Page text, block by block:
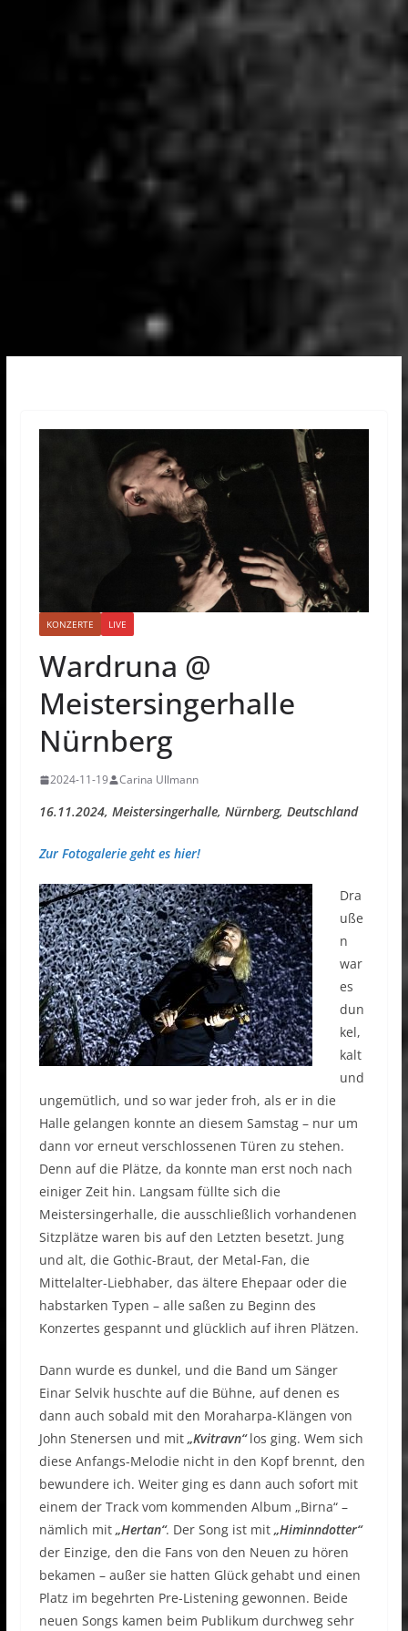
KONZERTE LIVE
Wardruna @
Meistersingerhalle
Nürnberg
2024-11-19 Carina Ullmann
16.11.2024, Meistersingerhalle, Nürnberg, Deutschland
Zur Fotogalerie geht es hier!
Dra
uße
n
war
es
dun
kel,
kalt
und
ungemütlich, und so war jeder froh, als er in die
Halle gelangen konnte an diesem Samstag – nur um
dann vor erneut verschlossenen Türen zu stehen.
Denn auf die Plätze, da konnte man erst noch nach
einiger Zeit hin. Langsam füllte sich die
Meistersingerhalle, die ausschließlich vorhandenen
Sitzplätze waren bis auf den Letzten besetzt. Jung
und alt, die Gothic-Braut, der Metal-Fan, die
Mittelalter-Liebhaber, das ältere Ehepaar oder die
habstarken Typen – alle saßen zu Beginn des
Konzertes gespannt und glücklich auf ihren Plätzen.
Dann wurde es dunkel, und die Band um Sänger
Einar Selvik huschte auf die Bühne, auf denen es
dann auch sobald mit den Moraharpa-Klängen von
John Stenersen und mit „Kvitravn“los ging. Wem sich
diese Anfangs-Melodie nicht in den Kopf brennt, den
bewundere ich. Weiter ging es dann auch sofort mit
einem der Track vom kommenden Album „Birna“ –
nämlich mit „Hertan“. Der Song ist mit „Himinndotter“
der Einzige, den die Fans von den Neuen zu hören
bekamen – außer sie hatten Glück gehabt und einen
Platz im begehrten Pre-Listening gewonnen. Beide
neuen Songs kamen beim Publikum durchweg sehr